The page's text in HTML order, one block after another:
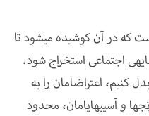
که در آن کوشیده می­شود تا
اجتماعی استخراج شود.
کنیم، اعتراض­امان را به
و آسیب­های­امان، محدود